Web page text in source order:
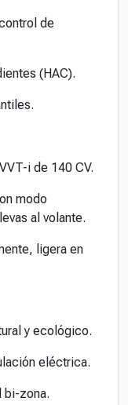
de
(HAC).
i de 140 CV.
modo
al volante.
ligera en
y ecológico.
eléctrica.
bi-zona.